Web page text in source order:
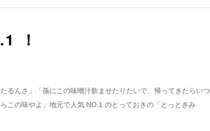
！
るんさ」「孫にこの味噌汁飲ませたりたいで、帰ってきたらいつ
この味やよ」地元で人気 NO.1 のとっておきの「とっときみ